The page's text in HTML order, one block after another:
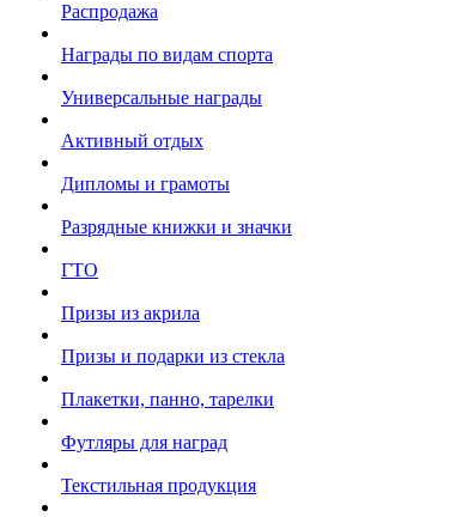
Распродажа
Награды по видам спорта
Универсальные награды
Активный отдых
Дипломы и грамоты
Разрядные книжки и значки
ГТО
Призы из акрила
Призы и подарки из стекла
Плакетки, панно, тарелки
Футляры для наград
Текстильная продукция